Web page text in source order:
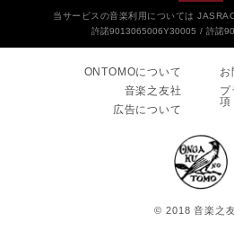
当サービスの音楽利用については
許諾9013065006Y30005
許諾
ONTOMOについて
音楽之友社
広告について
お
プ
項
© 2018 音楽之